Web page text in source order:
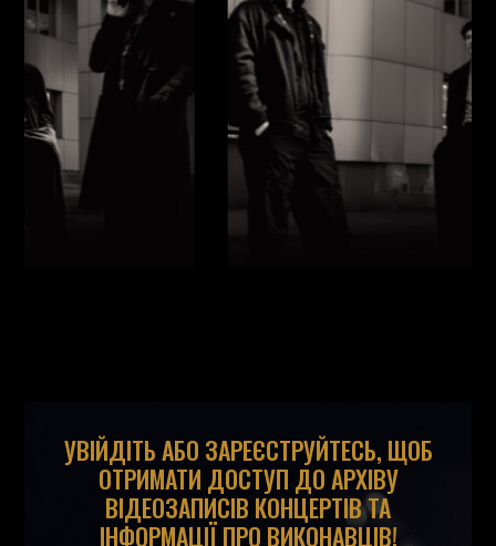
УВІЙДІТЬ АБО ЗАРЕЄСТРУЙТЕСЬ, ЩОБ
ОТРИМАТИ ДОСТУП ДО АРХІВУ
ВІДЕОЗАПИСІВ КОНЦЕРТІВ ТА
ІНФОРМАЦІЇ ПРО ВИКОНАВЦІВ!